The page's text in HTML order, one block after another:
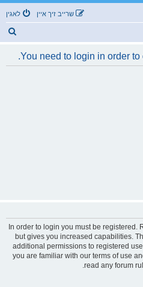
לאגין שרייב זיך איין
You need to login in order
In order to login you must be registered.
but gives you increased capabilities.
additional permissions to registered
you are familiar with our terms of use
read any forum